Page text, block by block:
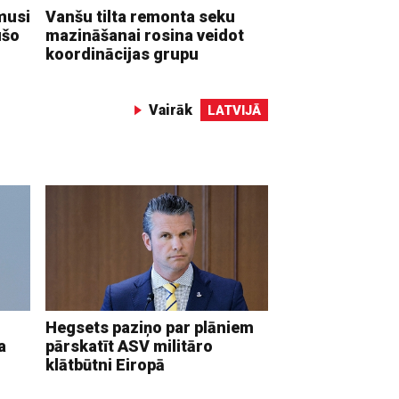
Vanšu tilta remonta seku
mazināšanai rosina veidot
koordinācijas grupu
Vairāk LATVIJĀ
Hegsets paziņo par plāniem
pārskatīt ASV militāro
klātbūtni Eiropā